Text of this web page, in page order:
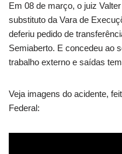
Em 08 de março, o juiz
substituto da Vara de
deferiu pedido de
Semiaberto. E concedeu ao
trabalho externo e saídas
Veja imagens do acidente,
Federal: